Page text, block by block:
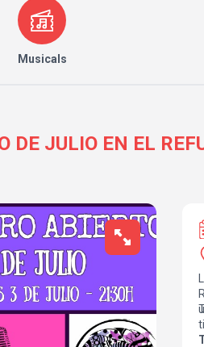
Musicals
DE JULIO EN EL